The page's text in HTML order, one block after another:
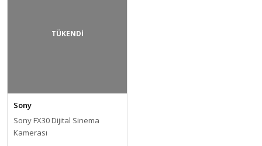
TÜKENDİ
Sony
Sony FX30 Dijital Sinema
Kamerası